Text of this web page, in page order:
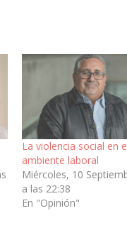
La violencia social en
ambiente laboral
Miércoles, 10
a las 22:38
En "Opinión"